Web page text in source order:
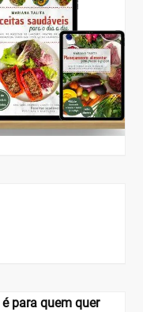
é para quem quer